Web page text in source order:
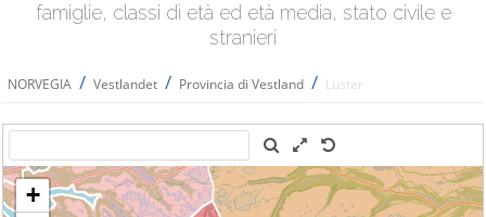
famiglie, classi di età ed età media, stato civile e
stranieri
NORVEGIA / Vestlandet / Provincia di Vestland / Luster